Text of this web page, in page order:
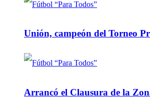
Unión, campeón del Torneo
Arrancó el Clausura de la